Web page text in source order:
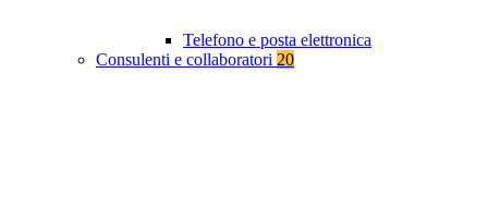
Telefono e posta elettronica
Consulenti e collaboratori 20